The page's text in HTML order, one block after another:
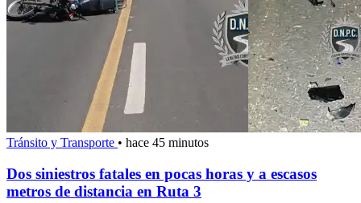
Tránsito y Transporte • hace 45 minutos
Dos siniestros fatales en pocas horas y a escasos
metros de distancia en Ruta 3